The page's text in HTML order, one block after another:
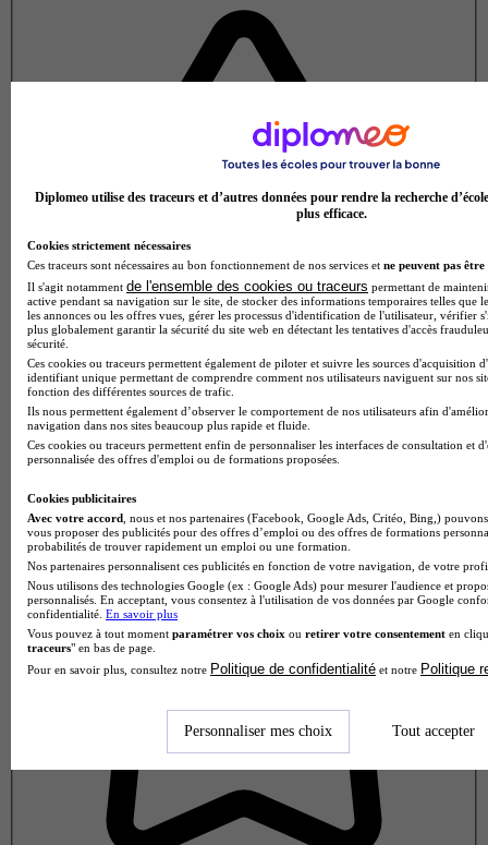
Note de 3 sur 5
Diplomeo utilise des traceurs et d’autres données pour rendre la recherche
plus efficace.
Cookies strictement nécessaires
Ces traceurs sont nécessaires au bon fonctionnement de nos services et ne peuvent pas être
Il s'agit notamment de l'ensemble des cookies ou traceurs permettant de
active pendant sa navigation sur le site, de stocker des informations temporaires telles que
les annonces ou les offres vues, gérer les processus d'identification de l'utilisateur, vérifier
plus globalement garantir la sécurité du site web en détectant les tentatives d'accès
sécurité.
Ces cookies ou traceurs permettent également de piloter et suivre les sources d'acquisition
identifiant unique permettant de comprendre comment nos utilisateurs naviguent sur nos
fonction des différentes sources de trafic.
Ils nous permettent également d’observer le comportement de nos utilisateurs afin
navigation dans nos sites beaucoup plus rapide et fluide.
Ces cookies ou traceurs permettent enfin de personnaliser les interfaces de consultation et
personnalisée des offres d'emploi ou de formations proposées.
Cookies publicitaires
Avec votre accord , nous et nos partenaires (Facebook, Google Ads, Critéo, Bing,)
vous proposer des publicités pour des offres d’emploi ou des offres de formations
probabilités de trouver rapidement un emploi ou une formation.
Nos partenaires personnalisent ces publicités en fonction de votre navigation, de votre
Nous utilisons des technologies Google (ex : Google Ads) pour mesurer l'audience et
personnalisés. En acceptant, vous consentez à l'utilisation de vos données par Google
confidentialité. En savoir plus
Vous pouvez à tout moment paramétrer vos choix ou retirer votre consentement en
traceurs" en bas de page.
Pour en savoir plus, consultez notre Politique de confidentialité et notre Politique
Personnaliser mes choix Tout accepter